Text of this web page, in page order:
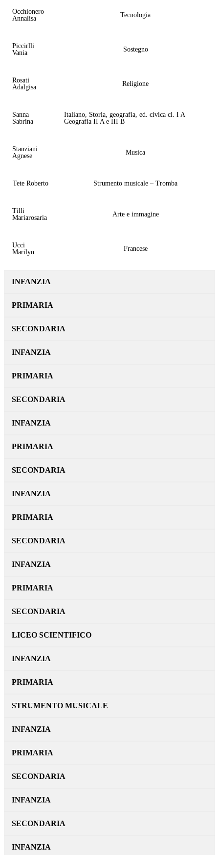
Occhionero
Annalisa
Tecnologia
Piccirlli
Vania
Sostegno
Rosati
Adalgisa
Religione
Sanna
Sabrina
Italiano, Storia, geografia, ed. civica cl. I A
Geografia II A e III B
Stanziani
Agnese
Musica
Tete Roberto Strumento musicale – Tromba
Tilli
Mariarosaria
Arte e immagine
Ucci
Marilyn
Francese
INFANZIA
PRIMARIA
SECONDARIA
INFANZIA
PRIMARIA
SECONDARIA
INFANZIA
PRIMARIA
SECONDARIA
INFANZIA
PRIMARIA
SECONDARIA
INFANZIA
PRIMARIA
SECONDARIA
LICEO SCIENTIFICO
INFANZIA
PRIMARIA
STRUMENTO MUSICALE
INFANZIA
PRIMARIA
SECONDARIA
INFANZIA
SECONDARIA
INFANZIA